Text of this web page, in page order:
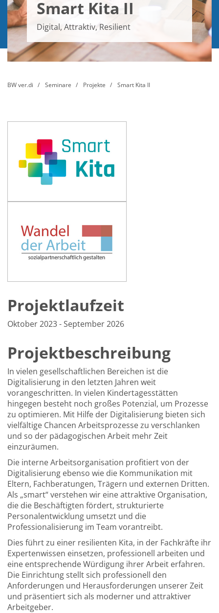
Smart Kita II
Digital, Attraktiv, Resilient
BW ver.di Seminare Projekte Smart Kita II
Projektlaufzeit
Oktober 2023 - September 2026
Projektbeschreibung
In vielen gesellschaftlichen Bereichen ist die
Digitalisierung in den letzten Jahren weit
vorangeschritten. In vielen Kindertagesstätten
hingegen besteht noch großes Potenzial, um Prozesse
zu optimieren. Mit Hilfe der Digitalisierung bieten sich
vielfältige Chancen Arbeitsprozesse zu verschlanken
und so der pädagogischen Arbeit mehr Zeit
einzuräumen.
Die interne Arbeitsorganisation profitiert von der
Digitalisierung ebenso wie die Kommunikation mit
Eltern, Fachberatungen, Trägern und externen Dritten.
Als „smart“ verstehen wir eine attraktive Organisation,
die die Beschäftigten fördert, strukturierte
Personalentwicklung umsetzt und die
Professionalisierung im Team vorantreibt.
Dies führt zu einer resilienten Kita, in der Fachkräfte ihr
Expertenwissen einsetzen, professionell arbeiten und
eine entsprechende Würdigung ihrer Arbeit erfahren.
Die Einrichtung stellt sich professionell den
Anforderungen und Herausforderungen unserer Zeit
und präsentiert sich als moderner und attraktiver
Arbeitgeber.